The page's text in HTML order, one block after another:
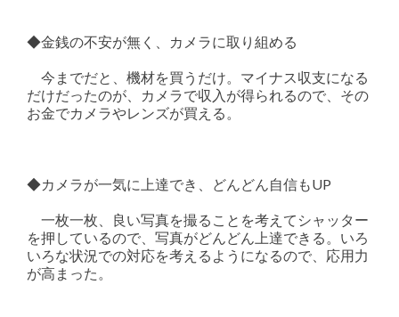
◆金銭の不安が無く、カメラに取り組める
今までだと、機材を買うだけ。マイナス収支になる
だけだったのが、カメラで収入が得られるので、その
お金でカメラやレンズが買える。
◆カメラが一気に上達でき、どんどん自信もUP
一枚一枚、良い写真を撮ることを考えてシャッター
を押しているので、写真がどんどん上達できる。いろ
いろな状況での対応を考えるようになるので、応用力
が高まった。